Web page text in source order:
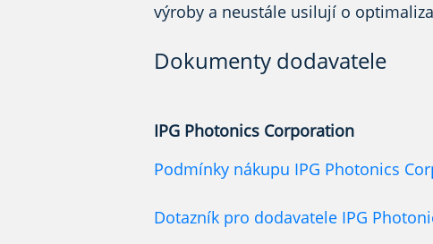
výroby a neustále usilují o
Dokumenty dodavatele
IPG Photonics Corporation
Podmínky nákupu IPG Photonics
Dotazník pro dodavatele IPG